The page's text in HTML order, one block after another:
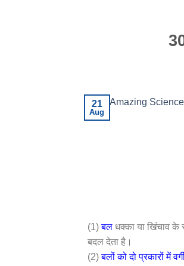
21
Aug
(1)बल धक्का या खिंचाव के
बदल देता है।
(2)बलों को दो प्रकारों में